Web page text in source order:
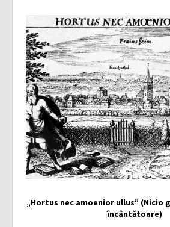
„Hortus nec amoenior ullus” (Nicio
încântătoare)